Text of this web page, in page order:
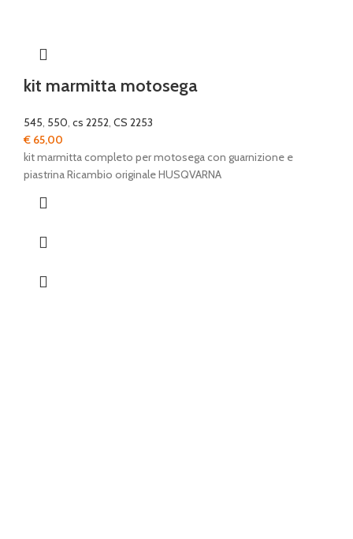
kit marmitta motosega
545, 550, cs 2252, CS 2253
€ 65,00
kit marmitta completo per motosega con guarnizione e
piastrina Ricambio originale HUSQVARNA